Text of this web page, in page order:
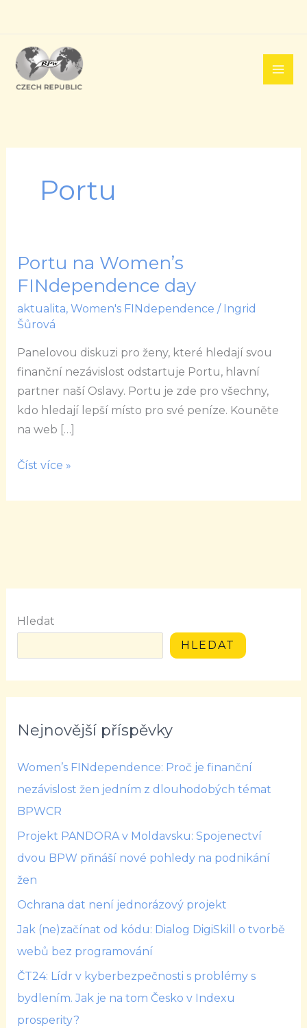
obsah
Portu
Portu na Women’s
FINdependence day
aktualita, Women's FINdependence / Ingrid
Šůrová
Panelovou diskuzi pro ženy, které hledají svou
finanční nezávislost odstartuje Portu, hlavní
partner naší Oslavy. Portu je zde pro všechny,
kdo hledají lepší místo pro své peníze. Kouněte
na web […]
Portu
na
FINdependence
Číst více »
Hledat
HLEDAT
Nejnovější příspěvky
Women’s FINdependence: Proč je finanční
nezávislost žen jedním z dlouhodobých témat
BPWCR
Projekt PANDORA v Moldavsku: Spojenectví
dvou BPW přináší nové pohledy na podnikání
žen
Ochrana dat není jednorázový projekt
Jak (ne)začínat od kódu: Dialog DigiSkill o tvorbě
webů bez programování
ČT24: Lídr v kyberbezpečnosti s problémy s
bydlením. Jak je na tom Česko v Indexu
prosperity?